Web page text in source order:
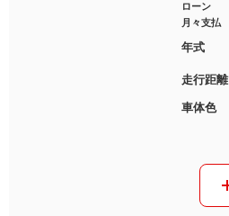
ローン
月々支払
年式
走行距離
車体色